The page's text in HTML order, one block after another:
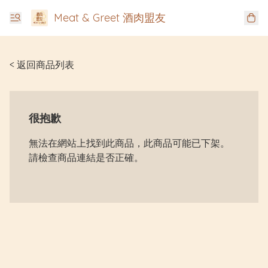
Meat & Greet 酒肉盟友
< 返回商品列表
很抱歉
無法在網站上找到此商品，此商品可能已下架。
請檢查商品連結是否正確。